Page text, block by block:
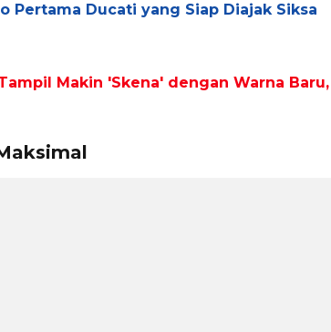
Pertama Ducati yang Siap Diajak Siksa
Makin 'Skena' dengan Warna Baru,